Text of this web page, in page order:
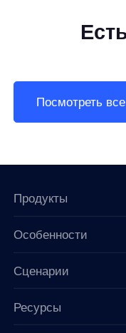
Посмотреть
Продукты
Особенности
Сценарии
Ресурсы